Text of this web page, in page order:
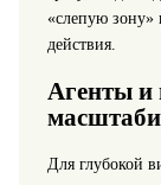
«слепую зону»
действия.
Агенты и
Для глубокой